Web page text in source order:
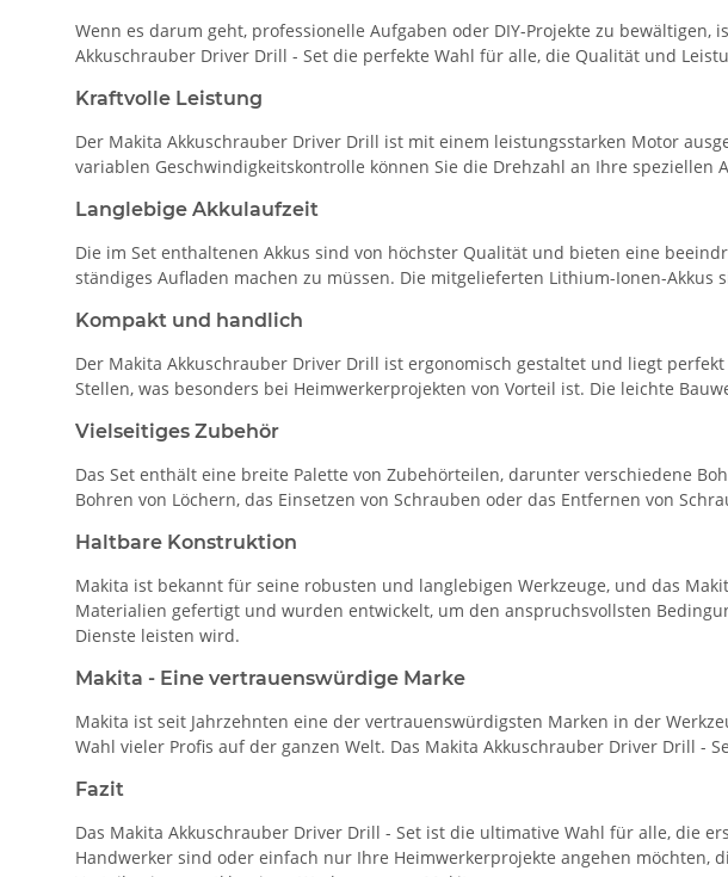
Wenn es darum geht, professionelle Aufgaben oder DIY-Projekte zu
Akkuschrauber Driver Drill - Set die perfekte Wahl für alle, die Qualität und
Kraftvolle Leistung
Der Makita Akkuschrauber Driver Drill ist mit einem leistungsstarken Motor
variablen Geschwindigkeitskontrolle können Sie die Drehzahl an Ihre
Langlebige Akkulaufzeit
Die im Set enthaltenen Akkus sind von höchster Qualität und bieten eine
ständiges Aufladen machen zu müssen. Die mitgelieferten Lithium-Ionen-
Kompakt und handlich
Der Makita Akkuschrauber Driver Drill ist ergonomisch gestaltet und liegt
Stellen, was besonders bei Heimwerkerprojekten von Vorteil ist. Die leichte
Vielseitiges Zubehör
Das Set enthält eine breite Palette von Zubehörteilen, darunter verschiedene
Bohren von Löchern, das Einsetzen von Schrauben oder das Entfernen von
Haltbare Konstruktion
Makita ist bekannt für seine robusten und langlebigen Werkzeuge, und das
Materialien gefertigt und wurden entwickelt, um den anspruchsvollsten
Dienste leisten wird.
Makita - Eine vertrauenswürdige Marke
Makita ist seit Jahrzehnten eine der vertrauenswürdigsten Marken in der
Wahl vieler Profis auf der ganzen Welt. Das Makita Akkuschrauber Driver Drill -
Fazit
Das Makita Akkuschrauber Driver Drill - Set ist die ultimative Wahl für alle, die
Handwerker sind oder einfach nur Ihre Heimwerkerprojekte angehen